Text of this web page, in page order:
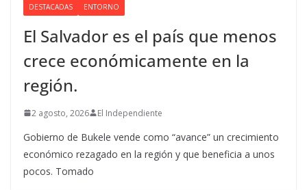
DESTACADAS ENTORNO
El Salvador es el país que menos
crece económicamente en la
región.
2 agosto, 2026 El Independiente
Gobierno de Bukele vende como “avance” un crecimiento
económico rezagado en la región y que beneficia a unos
pocos. Tomado